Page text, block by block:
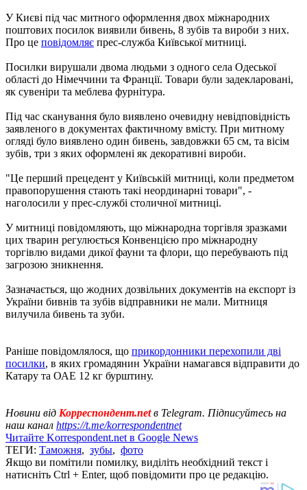
У Києві під час митного оформлення двох міжнародних
поштових посилок виявили бивень, 8 зубів та вироби з них.
Про це повідомляє прес-служба Київської митниці.
Посилки вирушали двома людьми з одного села Одеської
області до Німеччини та Франції. Товари були задекларовані,
як сувеніри та меблева фурнітура.
Під час сканування було виявлено очевидну невідповідність
заявленого в документах фактичному вмісту. При митному
огляді було виявлено один бивень, завдовжки 65 см, та вісім
зубів, три з яких оформлені як декоративні вироби.
"Це перший прецедент у Київській митниці, коли предметом
правопорушення стають такі неординарні товари", -
наголосили у прес-службі столичної митниці.
У митниці повідомляють, що міжнародна торгівля зразками
цих тварин регулюється Конвенцією про міжнародну
торгівлю видами дикої фауни та флори, що перебувають під
загрозою зникнення.
Зазначається, що жодних дозвільних документів на експорт із
України бивнів та зубів відправники не мали. Митниця
вилучила бивень та зуби.
Раніше повідомлялося, що прикордонники перехопили дві
посилки, в яких громадянин України намагався відправити до
Катару та ОАЕ 12 кг бурштину.
Новини від Корреспондент.netв Telegram. Підписуйтесь на
наш канал https://t.me/korrespondentnet
Читайте Korrespondent.net в Google News
ТЕГИ: Таможня, зубы, фото
Якщо ви помітили помилку, виділіть необхідний текст і
натисніть Ctrl + Enter, щоб повідомити про це редакцію.